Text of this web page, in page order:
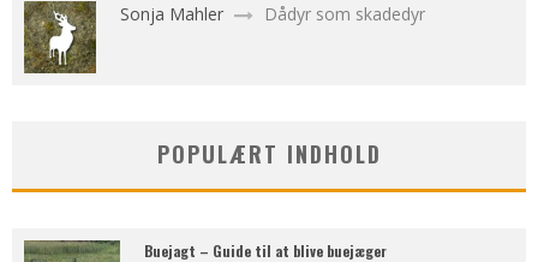
Sonja Mahler Dådyr som skadedyr
POPULÆRT INDHOLD
Buejagt – Guide til at blive buejæger